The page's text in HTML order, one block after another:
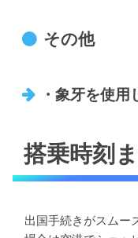
その他
・象牙を使
搭乗時刻
出国手続きがスムー